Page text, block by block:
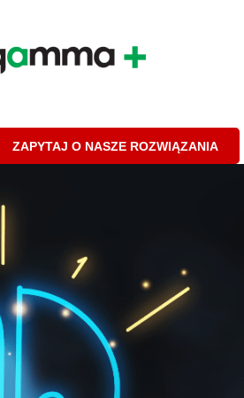
ZAPYTAJ O NASZE ROZWIĄZANIA